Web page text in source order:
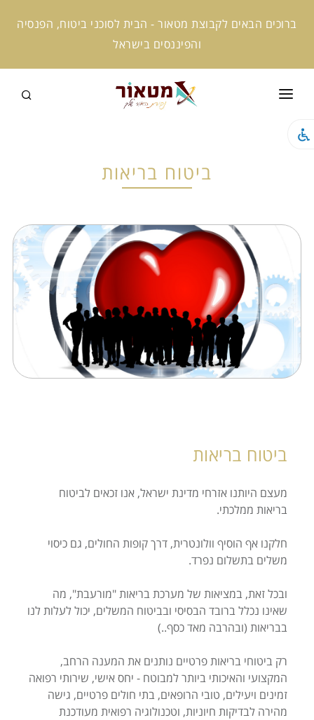
ברוכים הבאים לקבוצת מטאור - הבית לסוכני ביטוח, הפנסיה
והפיננסים בישראל
מטאור אקטיב
מטאור ניוז
מטאור AI
התמחויות
מחשבונים
ביטוח בריאות
ביטוח בריאות
מעצם היותנו אזרחי מדינת ישראל, אנו זכאים לביטוח
בריאות ממלכתי.
חלקנו אף הוסיף וולונטרית, דרך קופות החולים, גם כיסוי
משלים בתשלום נפרד.
ובכל זאת, במציאות של מערכת בריאות "מורעבת", מה
שאינו נכלל ברובד הבסיסי ובביטוח המשלים, יכול לעלות לנו
בבריאות (ובהרבה מאד כסף..)
רק ביטוחי בריאות פרטיים נותנים את המענה הרחב,
המקצועי והאיכותי ביותר למבוטח - יחס אישי, שירותי רפואה
זמינים ויעילים, טובי הרופאים, בתי חולים פרטיים, גישה
מהירה לבדיקות חיוניות, וטכנולוגיה רפואית מעודכנת